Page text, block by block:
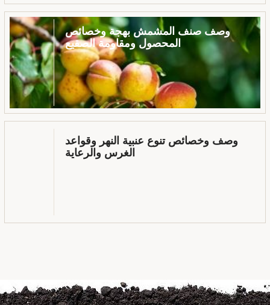
وصف صنف المشمش بهجة وخصائص
المحصول ومقاومة الصقيع
وصف وخصائص تنوع عنبية النهر وقواعد
الغرس والرعاية